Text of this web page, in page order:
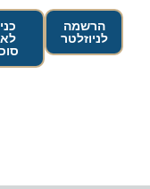
הרשמה
לניוזלטר
כניסה
לאתר
סוכנים